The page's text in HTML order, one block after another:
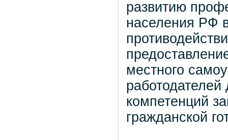
развитию
населения РФ в
местного
компетенций
гражданской